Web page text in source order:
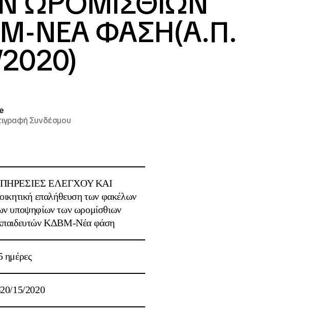
ΝΕΑ ΦΑΣΗ(Α.Π.
Συνδέσμου
ΕΛΕΓΧΟΥ ΚΑΙ
επαλήθευση των φακέλων
υποψηφίων των ωρομίσθιων
ΚΔΒΜ-Νέα φάση
ημέρες
15/2020